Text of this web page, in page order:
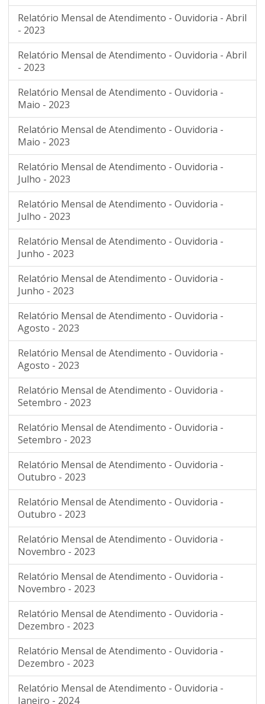
Relatório Mensal de Atendimento - Ouvidoria - Abril
- 2023
Relatório Mensal de Atendimento - Ouvidoria - Abril
- 2023
Relatório Mensal de Atendimento - Ouvidoria -
Maio - 2023
Relatório Mensal de Atendimento - Ouvidoria -
Maio - 2023
Relatório Mensal de Atendimento - Ouvidoria -
Julho - 2023
Relatório Mensal de Atendimento - Ouvidoria -
Julho - 2023
Relatório Mensal de Atendimento - Ouvidoria -
Junho - 2023
Relatório Mensal de Atendimento - Ouvidoria -
Junho - 2023
Relatório Mensal de Atendimento - Ouvidoria -
Agosto - 2023
Relatório Mensal de Atendimento - Ouvidoria -
Agosto - 2023
Relatório Mensal de Atendimento - Ouvidoria -
Setembro - 2023
Relatório Mensal de Atendimento - Ouvidoria -
Setembro - 2023
Relatório Mensal de Atendimento - Ouvidoria -
Outubro - 2023
Relatório Mensal de Atendimento - Ouvidoria -
Outubro - 2023
Relatório Mensal de Atendimento - Ouvidoria -
Novembro - 2023
Relatório Mensal de Atendimento - Ouvidoria -
Novembro - 2023
Relatório Mensal de Atendimento - Ouvidoria -
Dezembro - 2023
Relatório Mensal de Atendimento - Ouvidoria -
Dezembro - 2023
Relatório Mensal de Atendimento - Ouvidoria -
Janeiro - 2024